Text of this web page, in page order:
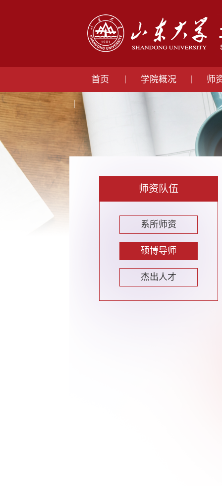
首页 学院概况 师
师资队伍
系所师资
硕博导师
杰出人才